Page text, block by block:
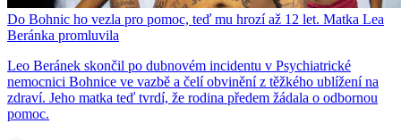
Do Bohnic ho vezla pro pomoc, teď mu hrozí až 12 let. Matka Lea
Beránka promluvila
Leo Beránek skončil po dubnovém incidentu v Psychiatrické
nemocnici Bohnice ve vazbě a čelí obvinění z těžkého ublížení na
zdraví. Jeho matka teď tvrdí, že rodina předem žádala o odbornou
pomoc.